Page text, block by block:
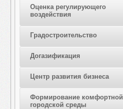
Оценка регулирующего
воздействия
Градостроительство
Догазификация
Центр развития бизнеса
Формирование комфортной
городской среды